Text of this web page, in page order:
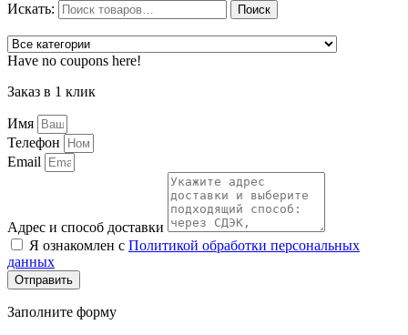
Искать: Поиск
Have no coupons here!
Заказ в 1 клик
Имя
Телефон
Email
Адрес и способ доставки
Я ознакомлен с Политикой обработки персональных
данных
Отправить
Заполните форму